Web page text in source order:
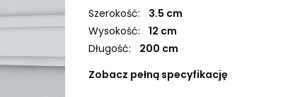
Szerokość:
3.5 cm
Wysokość:
12 cm
Długość:
200 cm
Zobacz pełną specyfikację